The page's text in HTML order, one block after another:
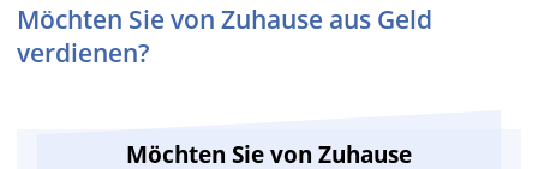
Möchten Sie von Zuhause aus Geld
verdienen?
Möchten Sie von Zuhause